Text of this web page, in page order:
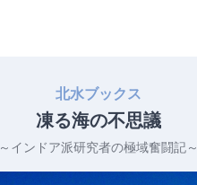
北水ブックス
凍る海の不思議
～インドア派研究者の極域奮闘記～